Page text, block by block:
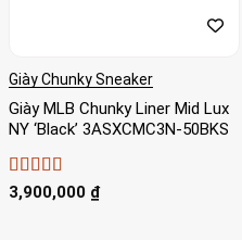
Giày Chunky Sneaker
Giày MLB Chunky Liner Mid Lux
NY ‘Black’ 3ASXCMC3N-50BKS
Được xếp
3,900,000 ₫